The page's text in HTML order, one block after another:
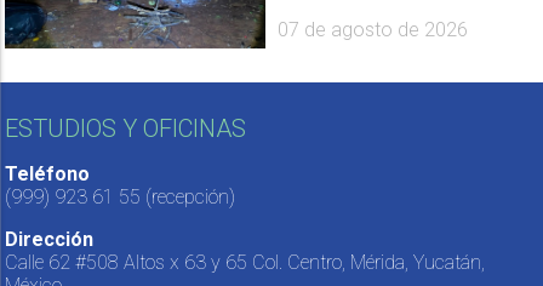
07 de agosto de 2026
ESTUDIOS Y OFICINAS
Teléfono
(999) 923 61 55 (recepción)
Dirección
Calle 62 #508 Altos x 63 y 65 Col. Centro, Mérida, Yucatán,